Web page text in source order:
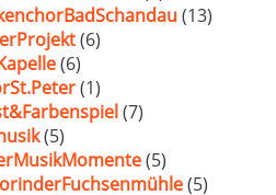
(13)
(6)
(6)
(1)
(7)
(5)
(5)
(5)